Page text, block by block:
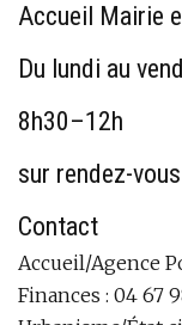
Accueil Mairie
Du lundi au
8h30–12h
sur rendez-
Contact
Accueil/Agence
Finances : 04 67